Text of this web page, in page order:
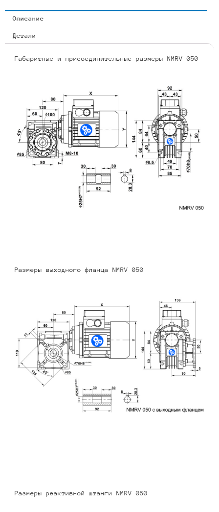
Описание
Детали
Габаритные и присоединительные размеры NMRV 050
Размеры выходного фланца NMRV 050
Размеры реактивной штанги NMRV 050